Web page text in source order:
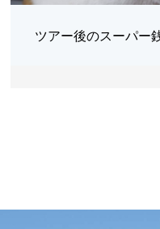
ツアー後のスーパー